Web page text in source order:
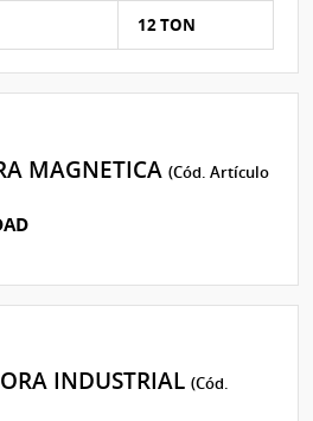
12 TON
MAGNETICA(Cód. Artículo
INDUSTRIAL(Cód.